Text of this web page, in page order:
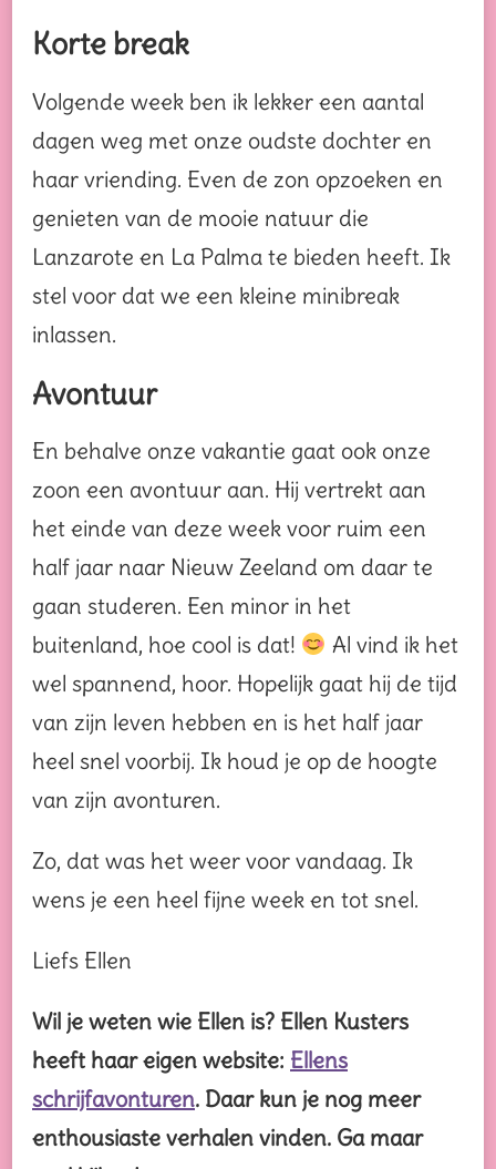
Korte break
Volgende week ben ik lekker een aantal
dagen weg met onze oudste dochter en
haar vriending. Even de zon opzoeken en
genieten van de mooie natuur die
Lanzarote en La Palma te bieden heeft. Ik
stel voor dat we een kleine minibreak
inlassen.
Avontuur
En behalve onze vakantie gaat ook onze
zoon een avontuur aan. Hij vertrekt aan
het einde van deze week voor ruim een
half jaar naar Nieuw Zeeland om daar te
gaan studeren. Een minor in het
buitenland, hoe cool is dat!
Al vind ik het
wel spannend, hoor. Hopelijk gaat hij de tijd
van zijn leven hebben en is het half jaar
heel snel voorbij. Ik houd je op de hoogte
van zijn avonturen.
Zo, dat was het weer voor vandaag. Ik
wens je een heel fijne week en tot snel.
Liefs Ellen
Wil je weten wie Ellen is? Ellen Kusters
heeft haar eigen website: Ellens
schrijfavonturen. Daar kun je nog meer
enthousiaste verhalen vinden. Ga maar